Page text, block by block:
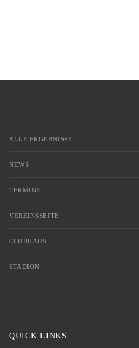
ALLE ERGEBNISSE
NEWS
TERMINE
VEREINSSEITE
CLUBHAUS
STADION
QUICK LINKS